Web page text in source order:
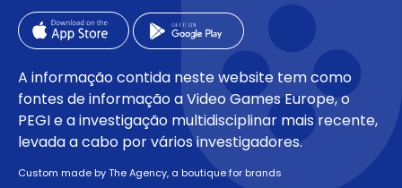
A informação contida neste website tem como
fontes de informação a Video Games Europe, o
PEGI e a investigação multidisciplinar mais recente,
levada a cabo por vários investigadores.
Custom made by The Agency, a boutique for brands